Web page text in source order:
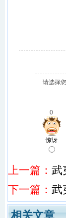
请选择
0
惊讶
上一篇： 武
下一篇： 武
相关文章